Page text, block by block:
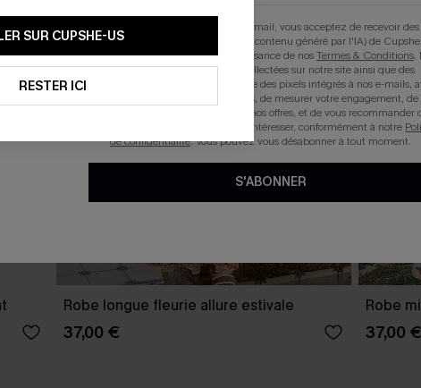
Robe longue fleurie allure estivale
37,00 €
Robe
37,00 €
SUR CUPSHE-US
RESTER ICI
En soumettant votre adresse e-mail, vous acceptez de recevoir
mails marketing (y compris du contenu généré par l'IA) de
reconnaissez avoir pris connaissance de nosTermes & Conditions.
pouvons utiliser les données collectées sur notre site ainsi que des
technologies de suivi, telles que des pixels intégrés à nos e-mails,
savoir si ceux-ci ont été ouverts, de mesurer votre engagement, de
personnaliser nos contenus et nos offres, et de vous recommander
produits susceptibles de vous intéresser, conformément à notre
de confidentialité. Vous pouvez vous désabonner à tout moment.
S'ABONNER